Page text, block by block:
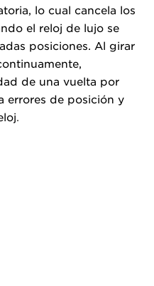
lo cual cancela los
el reloj de lujo se
posiciones. Al girar
de una vuelta por
errores de posición y
.